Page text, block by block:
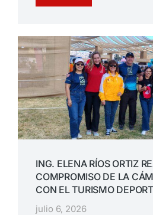
ING. ELENA RÍOS ORTIZ
COMPROMISO DE LA
CON EL TURISMO
julio 6, 2026